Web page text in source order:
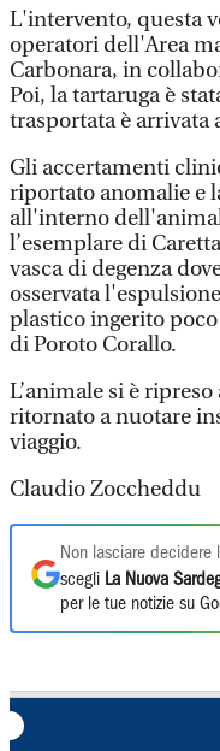
L'intervento, questa
operatori dell'Area
Carbonara, in
Poi, la tartaruga è
trasportata è arrivata
Gli accertamenti
riportato anomalie e
all'interno
l’esemplare di
vasca di degenza
osservata
plastico ingerito
di Poroto Corallo.
L’animale si è
ritornato a nuotare
viaggio.
Claudio Zoccheddu
Non lasciare decidere
scegli La Nuova
per le tue notizie su